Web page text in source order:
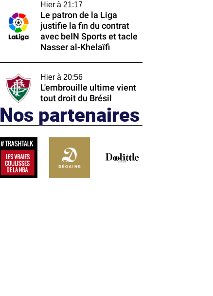
Hier à 21:17
Le patron de la Liga
justifie la fin du contrat
avec beIN Sports et tacle
Nasser al-Khelaïfi
Hier à 20:56
L'embrouille ultime vient
tout droit du Brésil
Nos partenaires